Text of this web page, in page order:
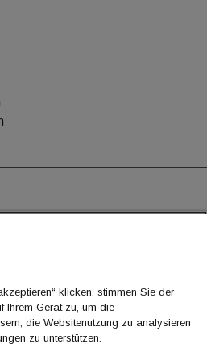
klicken, stimmen Sie der
Ihrem Gerät zu, um die
die Websitenutzung zu analysieren
zu unterstützen.